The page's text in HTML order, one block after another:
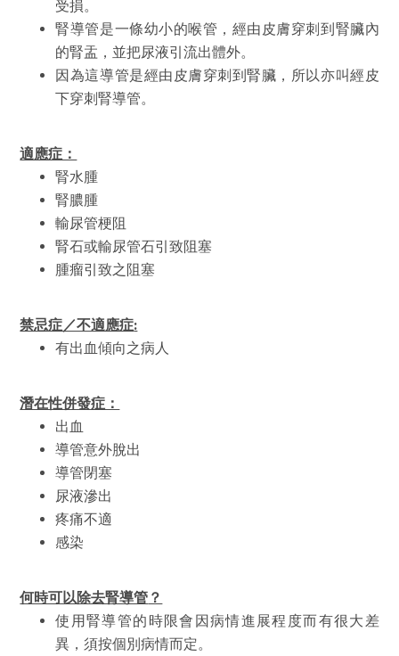
受損。
腎導管是一條幼小的喉管，經由皮膚穿刺到腎臟內
的腎盂，並把尿液引流出體外。
因為這導管是經由皮膚穿刺到腎臟，所以亦叫經皮
下穿刺腎導管。
適應症：
腎水腫
腎膿腫
輸尿管梗阻
腎石或輸尿管石引致阻塞
腫瘤引致之阻塞
禁忌症／不適應症:
有出血傾向之病人
潛在性併發症：
出血
導管意外脫出
導管閉塞
尿液滲出
疼痛不適
感染
何時可以除去腎導管 ？
使用腎導管的時限會因病情進展程度而有很大差
異，須按個別病情而定。